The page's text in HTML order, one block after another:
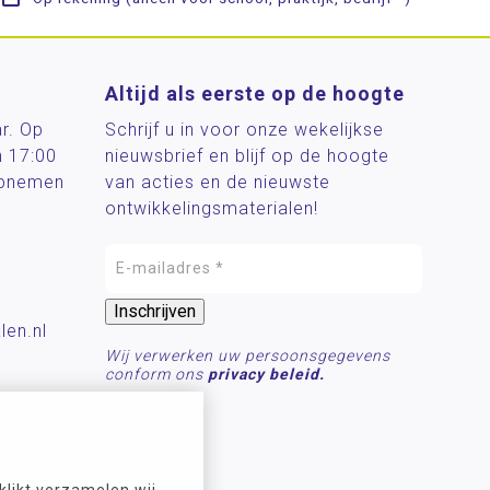
Op
17:00
Altijd als eerste op de hoogte
Schrijf u in voor onze wekelijkse
nieuwsbrief en blijf op de hoogte
van acties en de nieuwste
ontwikkelingsmaterialen!
Wij verwerken uw persoonsgegevens
conform ons privacy beleid.